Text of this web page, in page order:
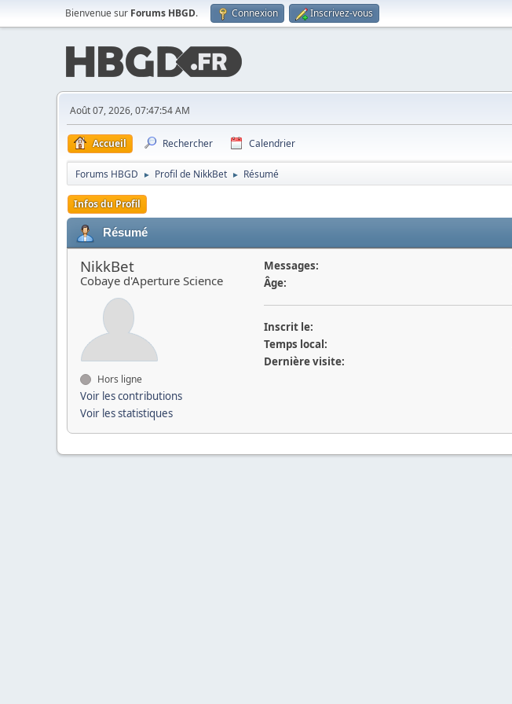
Bienvenue sur Forums HBGD. Connexion Inscrivez-vous
Août 07, 2026, 07:47:54 AM
Accueil Rechercher Calendrier
Forums HBGD ► Profil de NikkBet ► Résumé
Infos du Profil
Résumé
NikkBet
Cobaye d'Aperture Science
Hors ligne
Voir les contributions
Voir les statistiques
Messages:
Âge:
Inscrit le:
Temps local:
Dernière visite: